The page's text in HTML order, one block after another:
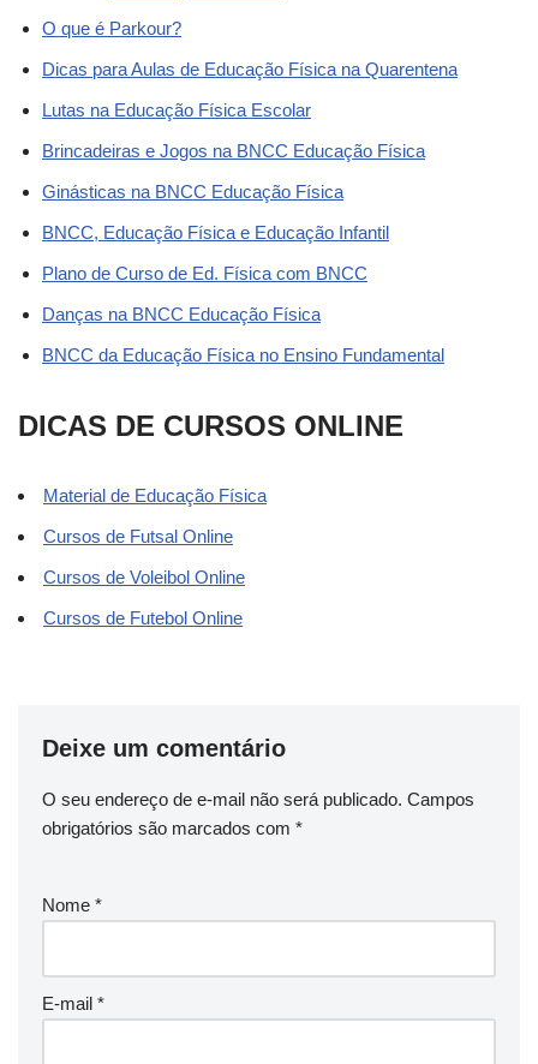
O que é Parkour?
Dicas para Aulas de Educação Física na Quarentena
Lutas na Educação Física Escolar
Brincadeiras e Jogos na BNCC Educação Física
Ginásticas na BNCC Educação Física
BNCC, Educação Física e Educação Infantil
Plano de Curso de Ed. Física com BNCC
Danças na BNCC Educação Física
BNCC da Educação Física no Ensino Fundamental
DICAS DE CURSOS ONLINE
Material de Educação Física
Cursos de Futsal Online
Cursos de Voleibol Online
Cursos de Futebol Online
Deixe um comentário
O seu endereço de e-mail não será publicado. Campos
obrigatórios são marcados com *
Nome *
E-mail *